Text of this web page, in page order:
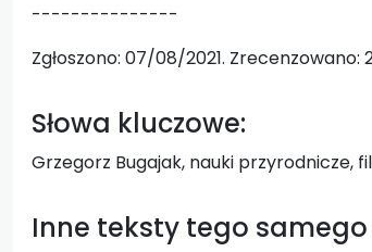
---------------
Zgłoszono: 07/08/2021.
Słowa kluczowe:
Grzegorz Bugajak, nauki przyrodnicze,
Inne teksty tego